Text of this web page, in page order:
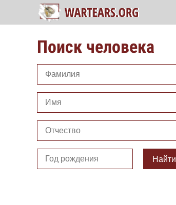
Поиск человека
Найти